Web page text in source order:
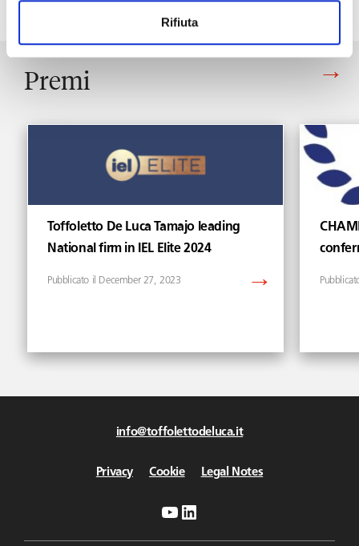
Rifiuta
Premi Vedi tutti gli articoli di Premi
Toffoletto De Luca Tamajo leading
National firm in IEL Elite 2024
December 27, 2023
info@toffolettodeluca.it
Privacy Cookie Legal Notes
YouTube
LinkedIn